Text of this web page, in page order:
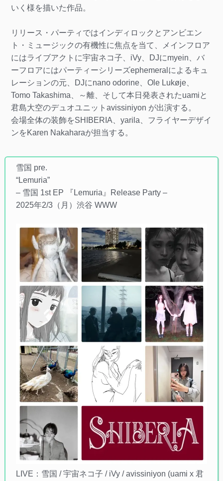
いく様を描いた作品。
リリース・パーティではインディロックとアンビエン
ト・ミュージックの有機性に焦点を当て、メインフロア
にはライブアクトに宇宙ネコ子、iVy、DJにmyein、バ
ーフロアにはパーティーシリーズephemeralによるキュ
レーションの元、DJにnano odorine、Ole Lukøje、
Tomo Takashima、～離、そして本日発表されたuamiと
君島大空のデュオユニットavissiniyon が出演する。
会場全体の装飾をSHIBERIA、yarila、フライヤーデザイ
ンをKaren Nakaharaが担当する。
雪国 pre.
“Lemuria”
– 雪国 1st EP 『Lemuria』Release Party –
2025年2/3（月）渋谷 WWW
LIVE：雪国 / 宇宙ネコ子 / iVy / avissiniyon (uami x 君